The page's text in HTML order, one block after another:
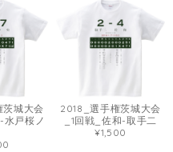
茨城大会
水戸桜ノ
2018_選手権茨城大会
_1回戦_佐和-取手二
¥1,500